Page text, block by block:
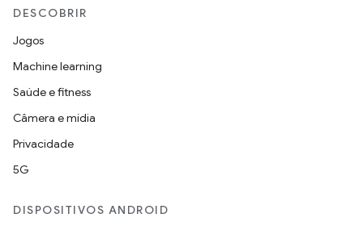
DESCOBRIR
Jogos
Machine learning
Saúde e fitness
Câmera e mídia
Privacidade
5G
DISPOSITIVOS ANDROID